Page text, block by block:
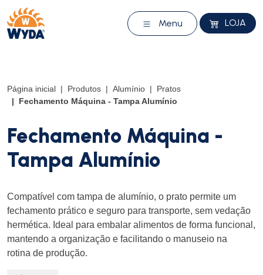
Menu LOJA
Página inicial Produtos Alumínio
Pratos
Fechamento Máquina - Tampa Alumínio
Fechamento Máquina -
Tampa Alumínio
Compatível com tampa de alumínio, o prato permite um
fechamento prático e seguro para transporte, sem vedação
hermética. Ideal para embalar alimentos de forma funcional,
mantendo a organização e facilitando o manuseio na
rotina de produção.